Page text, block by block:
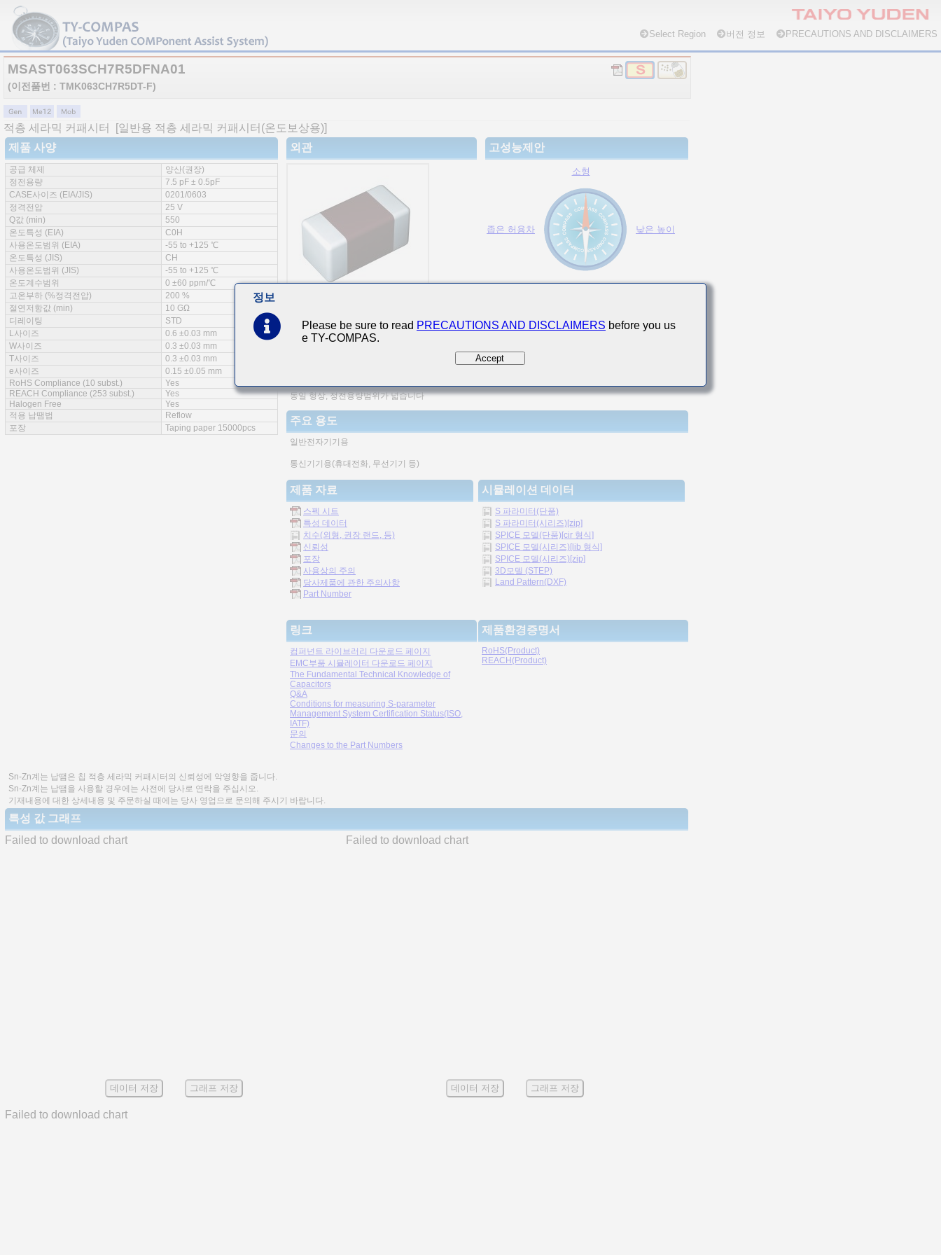
Select Region 버전 정보 PRECAUTIONS AND DISCLAIMERS
MSAST063SCH7R5DFNA01
(이전품번 : TMK063CH7R5DT-F)
적층 세라믹 커패시터
[일반용 적층 세라믹 커패시터(온도보상용)]
제품 사양
공급 체제
양산(권장)
정전용량
7.5 pF ± 0.5pF
CASE사이즈 (EIA/JIS)
0201/0603
정격전압
25 V
Q값 (min)
550
온도특성 (EIA)
C0H
사용온도범위 (EIA)
-55 to +125 ℃
온도특성 (JIS)
CH
사용온도범위 (JIS)
-55 to +125 ℃
온도계수범위
0 ±60 ppm/℃
고온부하 (%정격전압)
200 %
절연저항값 (min)
10 GΩ
디레이팅
STD
L사이즈
0.6 ±0.03 mm
W사이즈
0.3 ±0.03 mm
T사이즈
0.3 ±0.03 mm
e사이즈
0.15 ±0.05 mm
RoHS Compliance (10 subst.)
Yes
REACH Compliance (253 subst.)
Yes
Halogen Free
Yes
적용 납땜법
Reflow
포장
Taping paper 15000pcs
외관 고성능제안
소형
좁은 허용차 낮은 높이
특징
동일 형상, 정전용량범위가 넓습니다
주요 용도
일반전자기기용
통신기기용(휴대전화, 무선기기 등)
제품 자료
스펙 시트
특성 데이터
치수(외형, 권장 랜드, 등)
신뢰성
포장
사용상의 주의
당사제품에 관한 주의사항
Part Number
시뮬레이션 데이터
S 파라미터(단품)
S 파라미터(시리즈)[zip]
SPICE 모델(단품)[cir 형식]
SPICE 모델(시리즈)[lib 형식]
SPICE 모델(시리즈)[zip]
3D모델 (STEP)
Land Pattern(DXF)
링크
컴퍼넌트 라이브러리 다운로드 페이지
EMC부품 시뮬레이터 다운로드 페이지
The Fundamental Technical Knowledge of
Capacitors
Q&A
Conditions for measuring S-parameter
Management System Certification Status(ISO,
IATF)
문의
Changes to the Part Numbers
제품환경증명서
RoHS(Product)
REACH(Product)
Sn-Zn계는 납땜은 칩 적층 세라믹 커패시터의 신뢰성에 악영향을 줍니다.
Sn-Zn계는 납땜을 사용할 경우에는 사전에 당사로 연락을 주십시오.
기재내용에 대한 상세내용 및 주문하실 때에는 당사 영업으로 문의해 주시기 바랍니다.
특성 값 그래프
Failed to download chart
데이터 저장 그래프 저장
Failed to download chart
데이터 저장 그래프 저장
Failed to download chart
정보
Please be sure to read PRECAUTIONS AND DISCLAIMERS before you us
e TY-COMPAS.
Accept